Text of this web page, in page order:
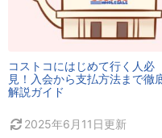
コストコにはじめて行く人必
見！入会から支払方法まで徹
解説ガイド
2025年6月11日更新